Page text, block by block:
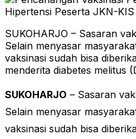
SUKOHARJO – Sasaran
Selain menyasar
vaksinasi sudah bisa
menderita diabetes melitus
SUKOHARJO – Sasaran
Selain menyasar
vaksinasi sudah bisa